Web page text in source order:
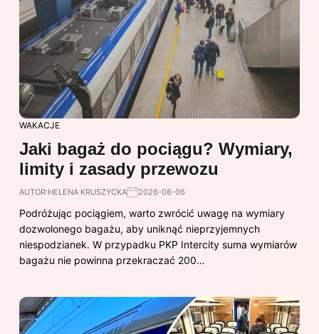
WAKACJE
Jaki bagaż do pociągu? Wymiary,
limity i zasady przewozu
AUTOR:HELENA KRUSZYCKA 2026-08-06
Podróżując pociągiem, warto zwrócić uwagę na wymiary
dozwolonego bagażu, aby uniknąć nieprzyjemnych
niespodzianek. W przypadku PKP Intercity suma wymiarów
bagażu nie powinna przekraczać 200…